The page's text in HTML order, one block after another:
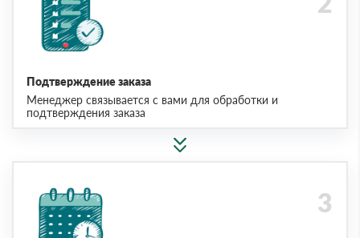
Подтверждение заказа
Менеджер связывается с вами для обработки и
подтверждения заказа